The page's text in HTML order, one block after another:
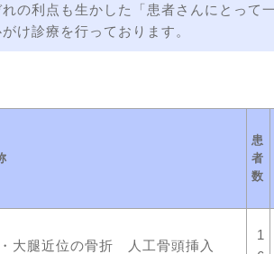
の利点も生かした「患者さんにとって
け診療を行っております。
患
者
数
大腿近位の骨折 人工骨頭挿入
1